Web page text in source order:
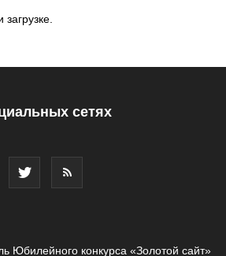
сетях
Юбилейного конкурса «Золотой сайт»